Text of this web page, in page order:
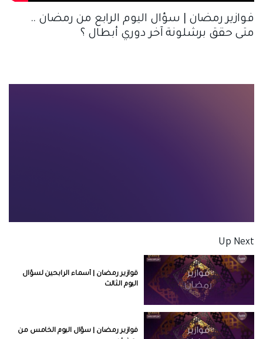
فوازير رمضان | سؤال اليوم الرابع من رمضان ..
متى حقق برشلونة آخر دوري أبطال ؟
Up Next
قوازير رمضان | أسماء الرابحين لسؤال
اليوم الثالث
فوازير رمضان | سؤال اليوم الخامس من